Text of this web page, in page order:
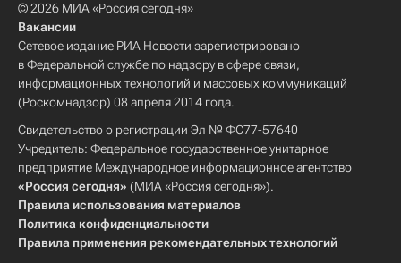
© 2026 МИА «Россия сегодня»
Вакансии
Сетевое издание РИА Новости зарегистрировано
в Федеральной службе по надзору в сфере связи,
информационных технологий и массовых коммуникаций
(Роскомнадзор) 08 апреля 2014 года.
Свидетельство о регистрации Эл № ФС77-57640
Учредитель: Федеральное государственное унитарное
предприятие Международное информационное агентство
«Россия сегодня» (МИА «Россия сегодня»).
Правила использования материалов
Политика конфиденциальности
Правила применения рекомендательных технологий